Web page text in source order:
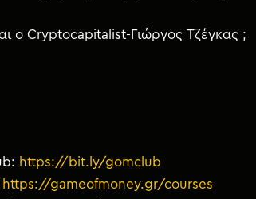
ο Cryptocapitalist-Γιώργος Τζέγκας ;
https://bit.ly/gomclub
https://gameofmoney.gr/courses